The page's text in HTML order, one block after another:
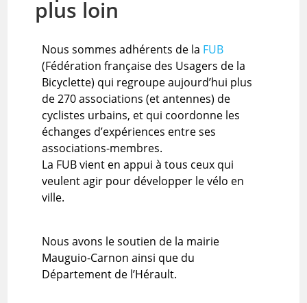
plus loin
Nous sommes adhérents de la FUB
(Fédération française des Usagers de la
Bicyclette) qui regroupe aujourd’hui plus
de 270 associations (et antennes) de
cyclistes urbains, et qui coordonne les
échanges d’expériences entre ses
associations-membres.
La FUB vient en appui à tous ceux qui
veulent agir pour développer le vélo en
ville.
Nous avons le soutien de la mairie
Mauguio-Carnon ainsi que du
Département de l’Hérault.